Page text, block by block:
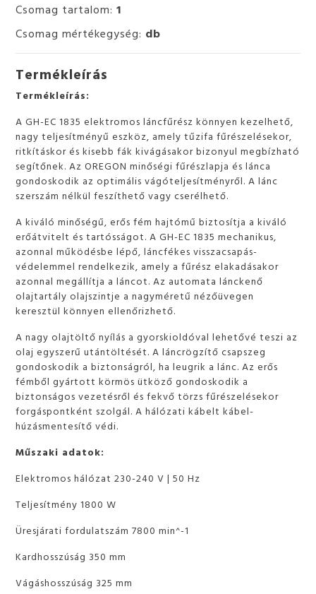
Csomag tartalom:1
Csomag mértékegység: db
Termékleírás
Termékleírás:
A GH-EC 1835 elektromos láncfűrész könnyen kezelhető,
nagy teljesítményű eszköz, amely tűzifa fűrészelésekor,
ritkításkor és kisebb fák kivágásakor bizonyul megbízható
segítőnek. Az OREGON minőségi fűrészlapja és lánca
gondoskodik az optimális vágóteljesítményről. A lánc
szerszám nélkül feszíthető vagy cserélhető.
A kiváló minőségű, erős fém hajtómű biztosítja a kiváló
erőátvitelt és tartósságot. A GH-EC 1835 mechanikus,
azonnal működésbe lépő, láncfékes visszacsapás-
védelemmel rendelkezik, amely a fűrész elakadásakor
azonnal megállítja a láncot. Az automata lánckenő
olajtartály olajszintje a nagyméretű nézőüvegen
keresztül könnyen ellenőrizhető.
A nagy olajtöltő nyílás a gyorskioldóval lehetővé teszi az
olaj egyszerű utántöltését. A láncrögzítő csapszeg
gondoskodik a biztonságról, ha leugrik a lánc. Az erős
fémből gyártott körmös ütköző gondoskodik a
biztonságos vezetésről és fekvő törzs fűrészelésekor
forgáspontként szolgál. A hálózati kábelt kábel-
húzásmentesítő védi.
Műszaki adatok:
Elektromos hálózat 230-240 V | 50 Hz
Teljesítmény 1800 W
Üresjárati fordulatszám 7800 min^-1
Kardhosszúság 350 mm
Vágáshosszúság 325 mm